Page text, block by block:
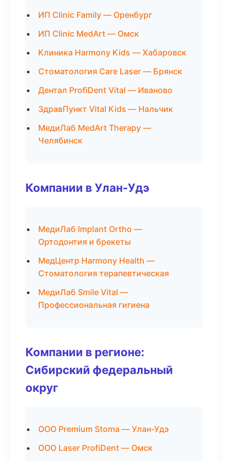
ИП Clinic Family — Оренбург
ИП Clinic MedArt — Омск
Клиника Harmony Kids — Хабаровск
Стоматология Care Laser — Брянск
Дентал ProfiDent Vital — Иваново
ЗдравПункт Vital Kids — Нальчик
МедиЛаб MedArt Therapy —
Челябинск
Компании в Улан-Удэ
МедиЛаб Implant Ortho —
Ортодонтия и брекеты
МедЦентр Harmony Health —
Стоматология терапевтическая
МедиЛаб Smile Vital —
Профессиональная гигиена
Компании в регионе:
Сибирский федеральный
округ
ООО Premium Stoma — Улан-Удэ
ООО Laser ProfiDent — Омск